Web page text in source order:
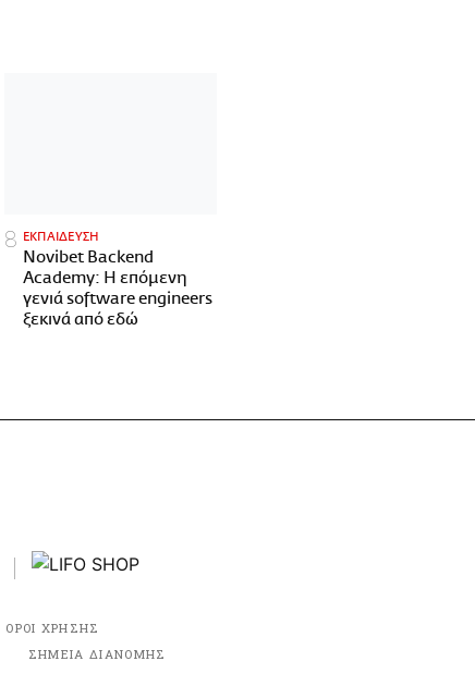
ΕΚΠΑΙΔΕΥΣΗ
Novibet Backend
Academy: Η επόμενη
γενιά software engineers
ξεκινά από εδώ
ΟΡΟΙ ΧΡΗΣΗΣ
ΣΗΜΕΙΑ ΔΙΑΝΟΜΗΣ